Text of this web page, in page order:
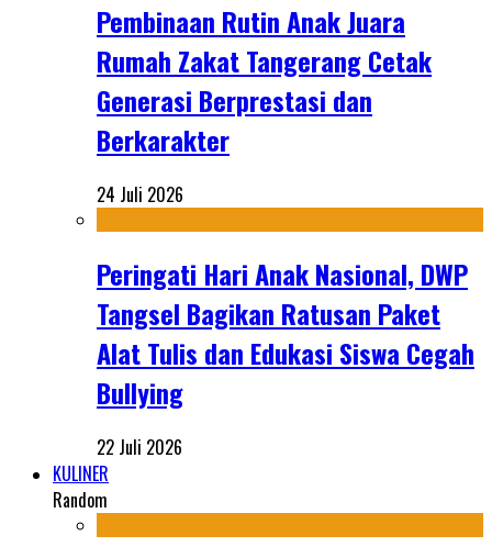
Pembinaan Rutin Anak Juara
Rumah Zakat Tangerang Cetak
Generasi Berprestasi dan
Berkarakter
24 Juli 2026
Peringati Hari Anak Nasional, DWP
Tangsel Bagikan Ratusan Paket
Alat Tulis dan Edukasi Siswa Cegah
Bullying
22 Juli 2026
KULINER
Random